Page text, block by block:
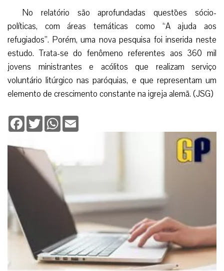
No relatório são aprofundadas questões sócio-
políticas, com áreas temáticas como “A ajuda aos
refugiados”. Porém, uma nova pesquisa foi inserida neste
estudo. Trata-se do fenômeno referentes aos 360 mil
jovens ministrantes e acólitos que realizam serviço
voluntário litúrgico nas paróquias, e que representam um
elemento de crescimento constante na igreja alemã. (JSG)
Facebook
TwitterWhatsApp